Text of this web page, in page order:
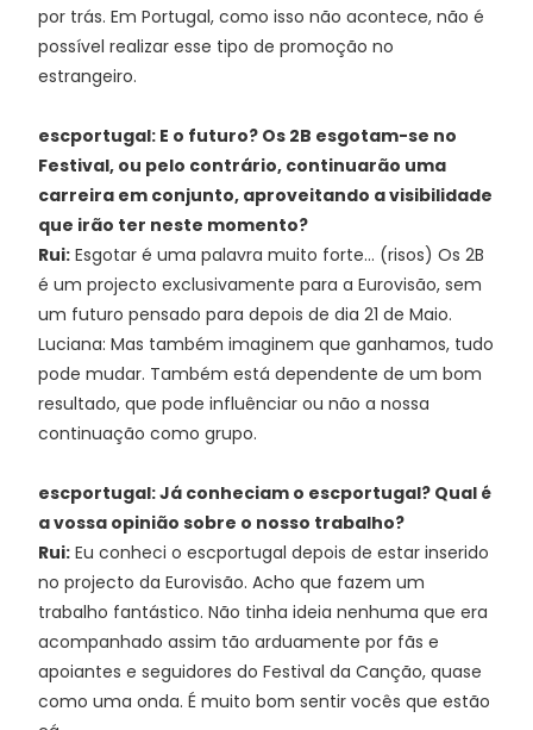
por trás. Em Portugal, como isso não acontece, não é
possível realizar esse tipo de promoção no
estrangeiro.
escportugal: E o futuro? Os 2B esgotam-se no
Festival, ou pelo contrário, continuarão uma
carreira em conjunto, aproveitando a visibilidade
que irão ter neste momento?
Rui: Esgotar é uma palavra muito forte... (risos) Os 2B
é um projecto exclusivamente para a Eurovisão, sem
um futuro pensado para depois de dia 21 de Maio.
Luciana: Mas também imaginem que ganhamos, tudo
pode mudar. Também está dependente de um bom
resultado, que pode influênciar ou não a nossa
continuação como grupo.
escportugal: Já conheciam o escportugal? Qual é
a vossa opinião sobre o nosso trabalho?
Rui: Eu conheci o escportugal depois de estar inserido
no projecto da Eurovisão. Acho que fazem um
trabalho fantástico. Não tinha ideia nenhuma que era
acompanhado assim tão arduamente por fãs e
apoiantes e seguidores do Festival da Canção, quase
como uma onda. É muito bom sentir vocês que estão